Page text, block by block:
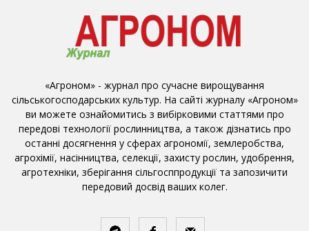
«Агроном» - журнал про сучасне вирощування
сільськогосподарських культур. На сайті журналу «Агроном»
ви можете ознайомитись з вибірковими статтями про
передові технології рослинництва, а також дізнатись про
останні досягнення у сферах агрономії, землеробства,
агрохімії, насінництва, селекції, захисту рослин, удобрення,
агротехніки, зберігання сільгосппродукції та запозичити
передовий досвід ваших колег.